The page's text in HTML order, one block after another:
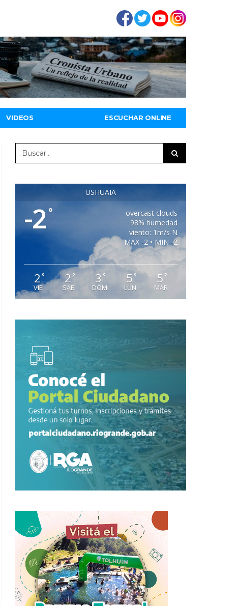
VIDEOS ESCUCHAR ONLINE
USHUAIA
-2°
overcast clouds
98% humedad
viento: 1m/s N
MAX -2 • MIN -2
2°
VIE
2 °
SAB
3 °
DOM
5 °
LUN
5 °
MAR